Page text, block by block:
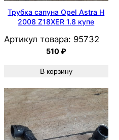
Трубка сапуна Opel Astra H
2008 Z18XER 1.8 купе
Артикул товара: 95732
510₽
В корзину